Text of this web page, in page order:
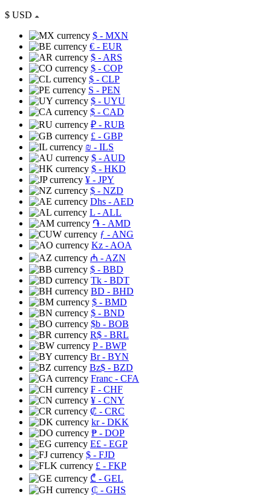
$ USD
$ - MXN
€ - EUR
$ - ARS
$ - COP
$ - CLP
S - PEN
$ - UYU
$ - CAD
₽ - RUB
£ - GBP
₪ - ILS
$ - AUD
$ - HKD
¥ - JPY
$ - NZD
Dhs - AED
L - ALL
֏ - AMD
ƒ - ANG
Kz - AOA
₼ - AZN
$ - BBD
Tk - BDT
BD - BHD
$ - BMD
$ - BND
$b - BOB
R$ - BRL
P- BWP
Br- BYN
Bz$ - BZD
Franc - CFA
₣ - CHF
¥ - CNY
₡ - CRC
kr- DKK
₱ - DOP
E£ - EGP
$ - FJD
£ - FKP
₾ - GEL
₵ - GHS